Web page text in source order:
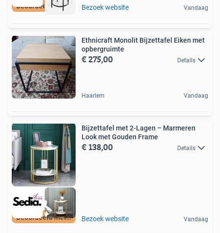
Beoordeeld met 9+ Bezoek website Vandaag
Ethnicraft Monolit Bijzettafel Eiken met
opbergruimte
€ 275,00 Details
Haarlem Vandaag
Beoordeeld met 9+
Bijzettafel met 2-Lagen – Marmeren
Look met Gouden Frame
€ 138,00 Details
Bezoek website Vandaag